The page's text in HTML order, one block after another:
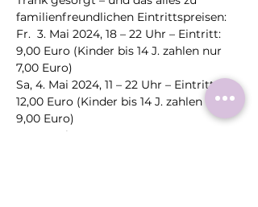
familienfreundlichen Eintrittspreisen:
Fr.  3. Mai 2024, 18 – 22 Uhr – Eintritt:
9,00 Euro (Kinder bis 14 J. zahlen nur
7,00 Euro)
Sa, 4. Mai 2024, 11 – 22 Uhr – Eintritt:
12,00 Euro (Kinder bis 14 J. zahlen nur
9,00 Euro)
So, 5. Mai 2024,…